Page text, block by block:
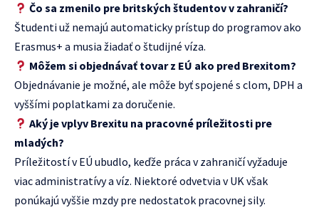
Čo sa zmenilo pre britských študentov v zahraničí?
Študenti už nemajú automaticky prístup do programov ako
Erasmus+ a musia žiadať o študijné víza.
Môžem si objednávať tovar z EÚ ako pred Brexitom?
Objednávanie je možné, ale môže byť spojené s clom, DPH a
vyššími poplatkami za doručenie.
Aký je vplyv Brexitu na pracovné príležitosti pre
mladých?
Príležitostí v EÚ ubudlo, keďže práca v zahraničí vyžaduje
viac administratívy a víz. Niektoré odvetvia v UK však
ponúkajú vyššie mzdy pre nedostatok pracovnej sily.